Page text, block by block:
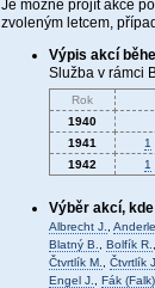
Je možné projít akce
zvoleným letcem,
Výpis akcí
Služba v rámci
Rok
1940
1941
1
1942
1
Výběr akcí,
Albrecht J. Anderle
Blatný B.
Bolfík R.
Čtvrtlík M.
Čtvrtlík J.
Engel J.
Fák (Falk)